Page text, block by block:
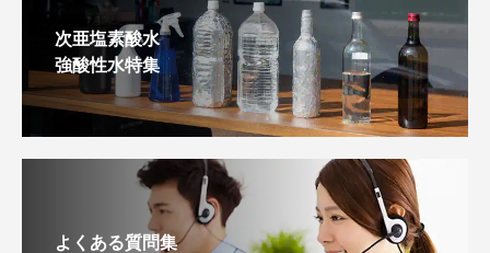
次亜塩素酸水
強酸性水特集
よくある質問集